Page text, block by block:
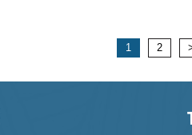
1 2